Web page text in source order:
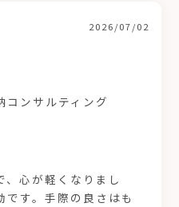
2026/07/02
コンサルティング
心が軽くなりまし
す。手際の良さはも